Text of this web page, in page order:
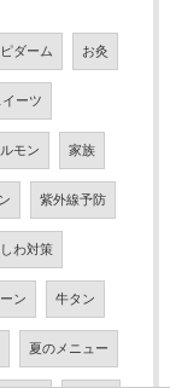
ダーム お灸
ーツ
モン 家族
紫外線予防
しわ対策
ン 牛タン
夏のメニュー